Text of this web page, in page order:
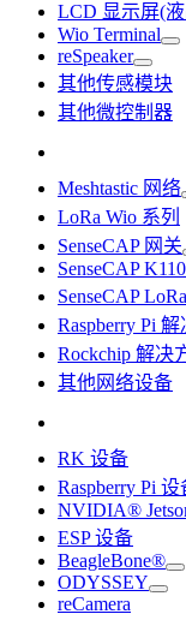
LCD 显示屏(
Wio Terminal
reSpeaker
其他传感模块
其他微控制器
Meshtastic 网络
LoRa Wio 系列
SenseCAP 网关
SenseCAP
SenseCAP
Raspberry Pi
Rockchip 解决
其他网络设备
RK 设备
Raspberry Pi 设
NVIDIA®
ESP 设备
BeagleBone®
ODYSSEY
reCamera